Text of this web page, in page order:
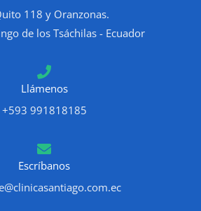
118 y Oranzonas.
de los Tsáchilas - Ecuador
Llámenos
+593 991818185
Escríbanos